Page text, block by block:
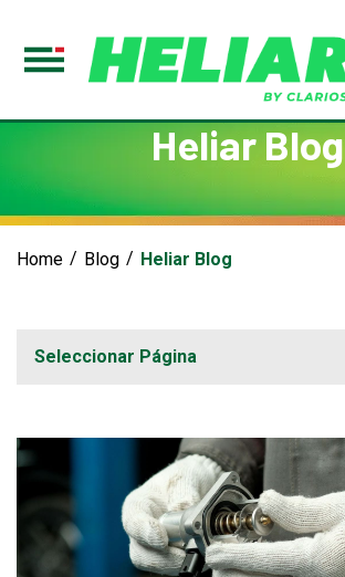
Toggle
Heliar Blog
Home Blog Heliar Blog
Seleccionar Página